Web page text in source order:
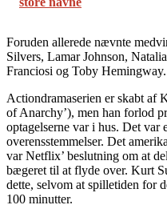
Foruden allerede nævnte
Silvers, Lamar Johnson,
Franciosi og Toby Hemingway.
Actiondramaserien er skabt af
of Anarchy’), men han forlod
optagelserne var i hus. Det var
overensstemmelser. Det
var Netflix’ beslutning om at
bægeret til at flyde over. Kurt
dette, selvom at spilletiden for
100 minutter.